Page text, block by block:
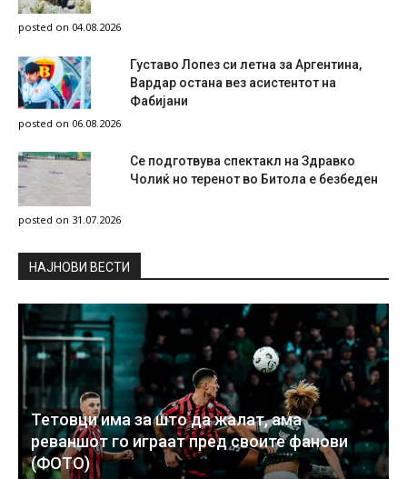
posted on 04.08.2026
Густаво Лопез си летна за Аргентина,
Вардар остана вез асистентот на
Фабијани
posted on 06.08.2026
Се подготвува спектакл на Здравко
Чолиќ но теренот во Битола е безбеден
posted on 31.07.2026
НAЈНОВИ ВЕСТИ
Тетовци има за што да жалат, ама
реваншот го играат пред своите фанови
(ФОТО)